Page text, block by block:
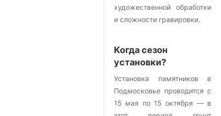
художественной обработки
и сложности гравировки.
Когда сезон
установки?
Установка памятников в
Подмосковье проводится с
15 мая по 15 октября — в